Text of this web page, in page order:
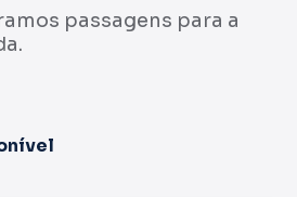
passagens para a